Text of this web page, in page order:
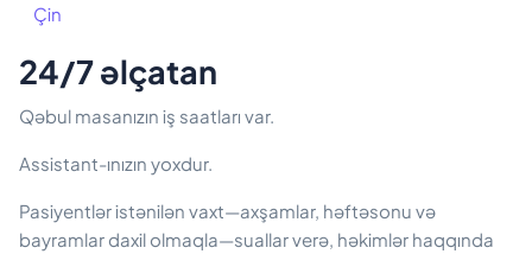
Çin
24/7 əlçatan
Qəbul masanızın iş saatları var.
Assistant-ınızın yoxdur.
Pasiyentlər istənilən vaxt—axşamlar, həftəsonu və
bayramlar daxil olmaqla—suallar verə, həkimlər haqqında